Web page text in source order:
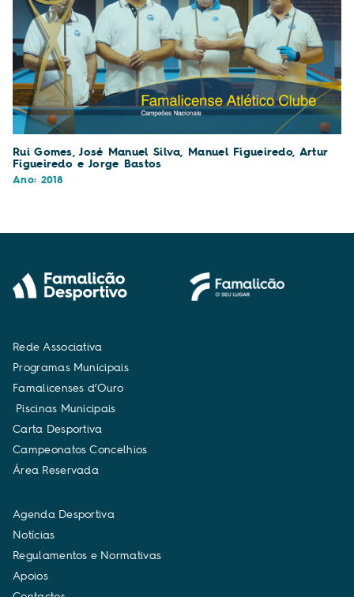
Rui Gomes, José Manuel Silva, Manuel Figueiredo, Artur
Figueiredo e Jorge Bastos
Ano: 2018
Rede Associativa
Programas Municipais
Famalicenses d’Ouro
Piscinas Municipais
Carta Desportiva
Campeonatos Concelhios
Área Reservada
Agenda Desportiva
Notícias
Regulamentos e Normativas
Apoios